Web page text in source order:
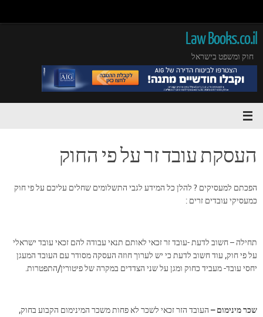
Law Books.co.il
חוק ומשפט בישראל
העסקת עובד זר על פי החוק
הפכתם למעסיקים ? להלן כל המידע לגבי התשלומים שחלים עליכם על פי חוק
כמעסיקי עובדים זרים :
תחילה – חשוב לדעת -עובד זר זכאי לאותם תנאי עבודה להם זכאי עובד ישראלי
על פי חוק, עוד חשוב לדעת כי יש לערוך חוזה העסקה מסודר עם העובד המעגן
יחסי עובד- מעביד כחוק ומגן על שני הצדדים במקרה של פיטורין/התפטרות.
שכר מינימום – העובד הזר זכאי לשכר לא פחות משכר המינימום הקבוע בחוק,